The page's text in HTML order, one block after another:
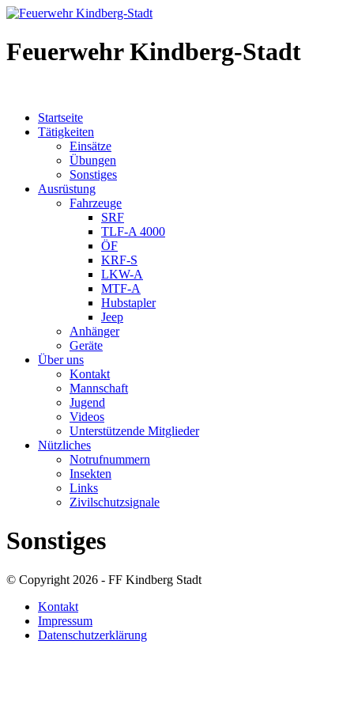
Feuerwehr Kindberg-Stadt
Startseite
Tätigkeiten
Einsätze
Übungen
Sonstiges
Ausrüstung
Fahrzeuge
SRF
TLF-A 4000
ÖF
KRF-S
LKW-A
MTF-A
Hubstapler
Jeep
Anhänger
Geräte
Über uns
Kontakt
Mannschaft
Jugend
Videos
Unterstützende Mitglieder
Nützliches
Notrufnummern
Insekten
Links
Zivilschutzsignale
Sonstiges
© Copyright 2026 - FF Kindberg Stadt
Kontakt
Impressum
Datenschutzerklärung